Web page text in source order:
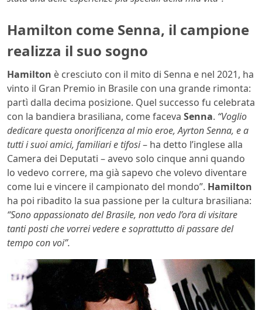
Hamilton come Senna, il campione
realizza il suo sogno
Hamilton è cresciuto con il mito di Senna e nel 2021, ha
vinto il Gran Premio in Brasile con una grande rimonta:
partì dalla decima posizione. Quel successo fu celebrata
con la bandiera brasiliana, come faceva Senna. “Voglio
dedicare questa onorificenza al mio eroe, Ayrton Senna, e a
tutti i suoi amici, familiari e tifosi– ha detto l’inglese alla
Camera dei Deputati – avevo solo cinque anni quando
lo vedevo correre, ma già sapevo che volevo diventare
come lui e vincere il campionato del mondo”. Hamilton
ha poi ribadito la sua passione per la cultura brasiliana:
“Sono appassionato del Brasile, non vedo l’ora di visitare
tanti posti che vorrei vedere e soprattutto di passare del
tempo con voi”.